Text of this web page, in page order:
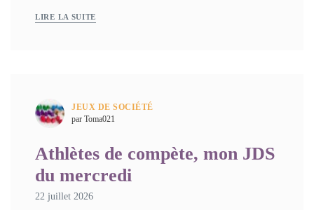
LIRE LA SUITE
JEUX DE SOCIÉTÉ
par Toma021
Athlètes de compète, mon JDS
du mercredi
22 juillet 2026